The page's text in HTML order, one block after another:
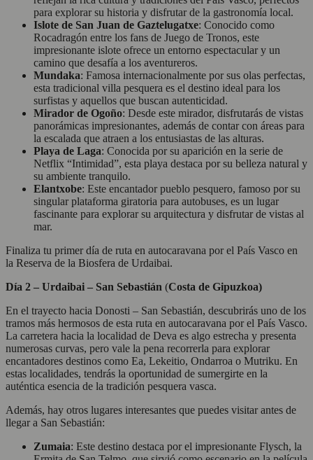
para explorar su historia y disfrutar de la gastronomía local.
Islote de San Juan de Gaztelugatxe: Conocido como
Rocadragón entre los fans de Juego de Tronos, este
impresionante islote ofrece un entorno espectacular y un
camino que desafía a los aventureros.
Mundaka: Famosa internacionalmente por sus olas perfectas,
esta tradicional villa pesquera es el destino ideal para los
surfistas y aquellos que buscan autenticidad.
Mirador de Ogoño: Desde este mirador, disfrutarás de vistas
panorámicas impresionantes, además de contar con áreas para
la escalada que atraen a los entusiastas de las alturas.
Playa de Laga: Conocida por su aparición en la serie de
Netflix “Intimidad”, esta playa destaca por su belleza natural y
su ambiente tranquilo.
Elantxobe: Este encantador pueblo pesquero, famoso por su
singular plataforma giratoria para autobuses, es un lugar
fascinante para explorar su arquitectura y disfrutar de vistas al
mar.
Finaliza tu primer día de ruta en autocaravana por el País Vasco en
la Reserva de la Biosfera de Urdaibai.
Día 2 – Urdaibai – San Sebastián (Costa de Gipuzkoa)
En el trayecto hacia Donosti – San Sebastián, descubrirás uno de los
tramos más hermosos de esta ruta en autocaravana por el País Vasco.
La carretera hacia la localidad de Deva es algo estrecha y presenta
numerosas curvas, pero vale la pena recorrerla para explorar
encantadores destinos como Ea, Lekeitio, Ondarroa o Mutriku. En
estas localidades, tendrás la oportunidad de sumergirte en la
auténtica esencia de la tradición pesquera vasca.
Además, hay otros lugares interesantes que puedes visitar antes de
llegar a San Sebastián:
Zumaia: Este destino destaca por el impresionante Flysch, la